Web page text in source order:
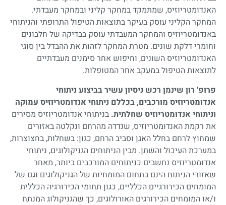
האנדומטריוזיס, שמתמקד במחקר קליני ובמחקר מעבדתי.
המחקר הקליני עוסק בעיקר בתוצאות הטיפול התרופתי והניתוחי
באנדומטריוזיס והמחקר המעבדתי עוסק בבדיקה של חלבונים
וחומרי דלקת שונים. מטרת המחקר לזהות את ההבדל בין סוגי
האנדומטריוזיס השונים, וחיפוש אחר סימנים מעבדתיים
לתוצאות הטיפול במעקב אחר המטופלות.
פרופ' רון שינמן רכש ניסיון עשיר בביצוע ניתוחי
אנדומטריוזיס מורכבים, בכללם ניתוחי אנדומטריוזיס עמוקה
וניתוחי אנדומטריוזיס שחלתית. בניתוחי אנדומטריוזיס מסירים
את רקמת האנדומטריוזיס, שנדדה מהרחם ונקלטה באזורים
שמחוץ לרחם בחלל האגן וסביב הרחם, כגון: בשחלות, בחצוצרות,
במערכת העיכול והשתן. מבין הניתוחים הגניקולוגים, ניתוחי
אנדומטריוזיס נחשבים כניתוחים המורכבים ביותר, מאחר
שאזורי הניתוח הינם בתחום המומחיות של הגניקולוגים וגם של
המומחים הכירורגיים הכלליים, כגון תחומי הכירורגיה הכללית
ו/או המומחים הכירורגים האורולוגים, כך שהגניקולוג המנתח